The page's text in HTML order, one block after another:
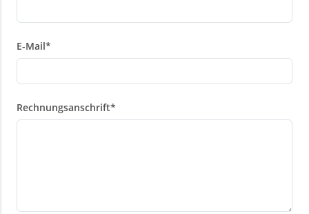
E-Mail*
Rechnungsanschrift*